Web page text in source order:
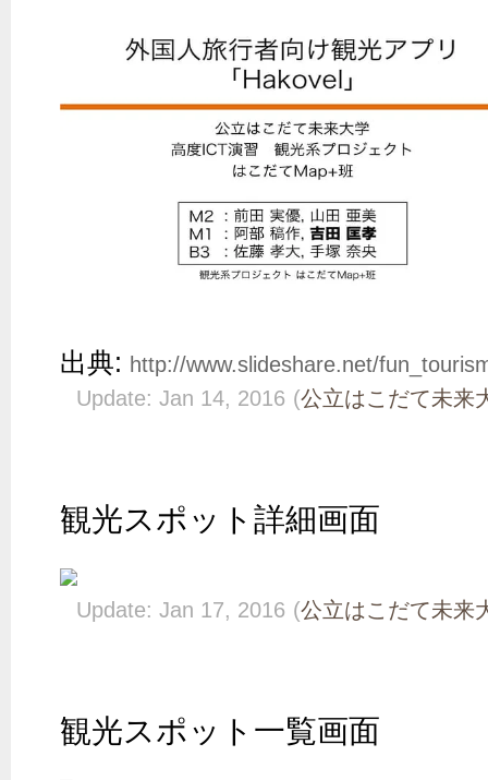
出典: http://www.slideshare.net/
Update: Jan 14, 2016 (公立はこだて未来
観光スポット詳細画面
Update: Jan 17, 2016 (公立はこだて未来
観光スポット一覧画面